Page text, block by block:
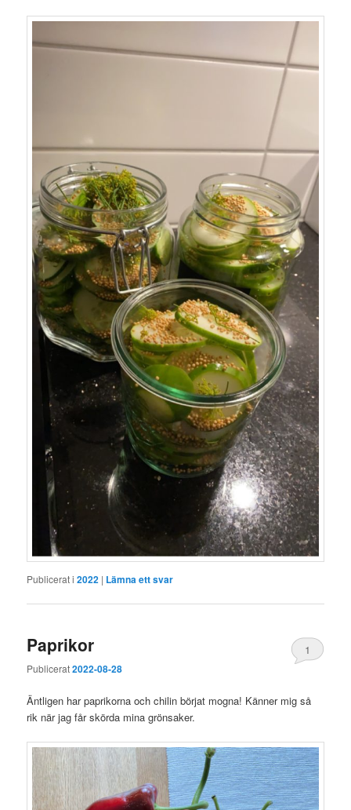
Publicerat i 2022 | Lämna ett svar
Paprikor
Publicerat2022-08-28
1
Äntligen har paprikorna och chilin börjat mogna! Känner mig så
rik när jag får skörda mina grönsaker.